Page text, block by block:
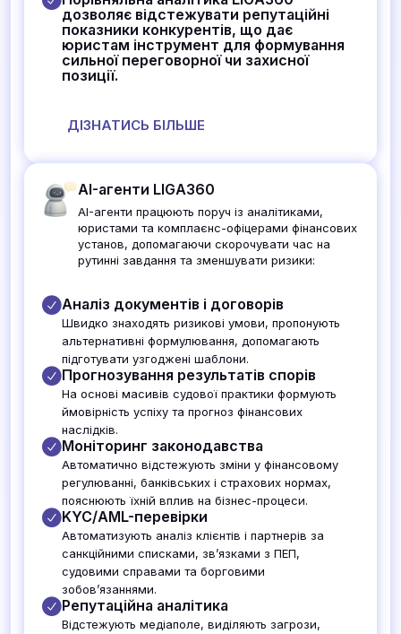
дозволяє відстежувати репутаційні
показники конкурентів, що дає
юристам інструмент для формування
сильної переговорної чи захисної
позиції.
ДІЗНАТИСЬ БІЛЬШЕ
AI-агенти LIGA360
AI-агенти працюють поруч із аналітиками,
юристами та комплаєнс-офіцерами фінансових
установ, допомагаючи скорочувати час на
рутинні завдання та зменшувати ризики:
Аналіз документів і договорів
Швидко знаходять ризикові умови, пропонують
альтернативні формулювання, допомагають
підготувати узгоджені шаблони.
Прогнозування результатів спорів
На основі масивів судової практики формують
ймовірність успіху та прогноз фінансових
наслідків.
Моніторинг законодавства
Автоматично відстежують зміни у фінансовому
регулюванні, банківських і страхових нормах,
пояснюють їхній вплив на бізнес-процеси.
KYC/AML-перевірки
Автоматизують аналіз клієнтів і партнерів за
санкційними списками, зв’язками з ПЕП,
судовими справами та борговими
зобов’язаннями.
Репутаційна аналітика
Відстежують медіаполе, виділяють загрози,